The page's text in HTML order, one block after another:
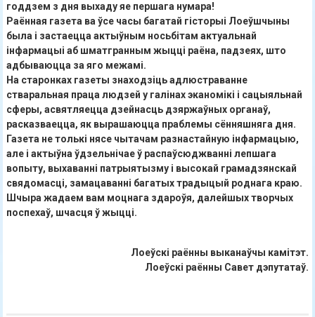
годдзем з дня выхаду яе першага нумара!
Раённая газета ва ўсе часы багатай гісторыі Лоеўшчыны
была і застаецца актыўным носьбітам актуальнай
інфармацыі аб шматгранным жыцці раёна, падзеях, што
адбываюцца за яго межамі.
На старонках газеты знаходзіць адлюстраванне
стваральная праца людзей у галінах эканомікі і сацыяльнай
сферы, асвятляецца дзейнасць дзяржаўных органаў,
расказваецца, як вырашаюцца праблемы сённяшняга дня.
Газета не толькі нясе чытачам разнастайную інфармацыю,
але і актыўна ўдзельнічае ў распаўсюджванні лепшага
вопыту, выхаванні патрыятызму і высокай грамадзянскай
свядомасці, замацаванні багатых традыцый роднага краю.
Шчыра жадаем вам моцнага здароўя, далейшых творчых
поспехаў, шчасця ў жыцці.
Лоеўскі раённы выканаўчы камітэт.
Лоеўскі раённы Савет дэпутатаў.